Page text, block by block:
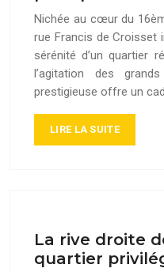
Nichée au cœur du
rue Francis de Croisset
sérénité d’un quartier
l’agitation des
prestigieuse offre un
LIRE LA SUITE
La rive droite
quartier